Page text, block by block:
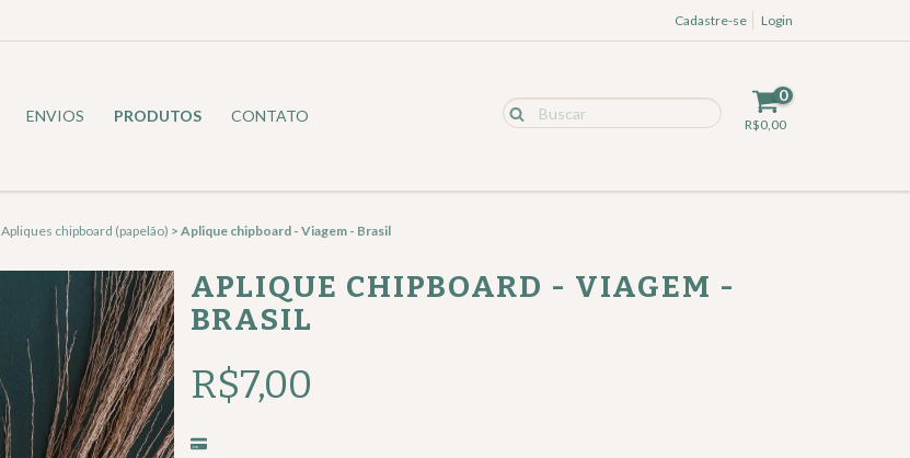
Cadastre-se Login
ENVIOS PRODUTOS CONTATO
0
R$0,00
Apliques chipboard (papelão) > Aplique chipboard - Viagem - Brasil
APLIQUE CHIPBOARD - VIAGEM -
BRASIL
R$7,00